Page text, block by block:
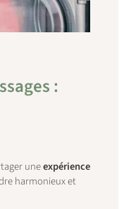
:
uneexpérience
harmonieux et